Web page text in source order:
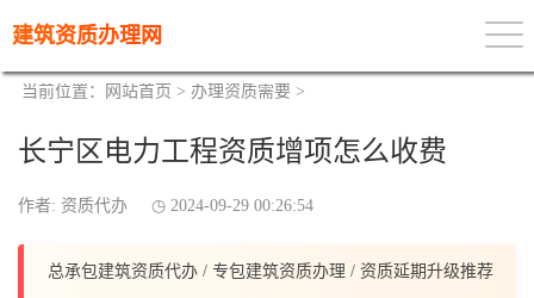
建筑资质办理网
当前位置： 网站首页 > 办理资质需要 >
长宁区电力工程资质增项怎么收费
作者: 资质代办 2024-09-29 00:26:54
总承包建筑资质代办 / 专包建筑资质办理 / 资质延期升级推荐